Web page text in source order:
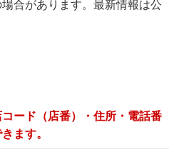
合があります。最新情報は公
ード（店番）・住所・電話番
ます。